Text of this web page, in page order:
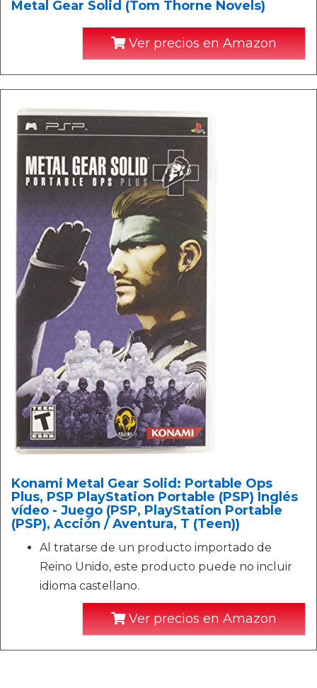
Metal Gear Solid (Tom Thorne Novels)
Ver precios en Amazon
Konami Metal Gear Solid: Portable Ops
Plus, PSP PlayStation Portable (PSP) Inglés
vídeo - Juego (PSP, PlayStation Portable
(PSP), Acción / Aventura, T (Teen))
Al tratarse de un producto importado de
Reino Unido, este producto puede no incluir
idioma castellano.
Ver precios en Amazon